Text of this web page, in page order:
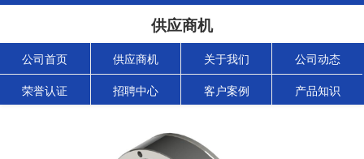
供应商机
公司首页 供应商机 关于我们 公司动态
荣誉认证 招聘中心 客户案例 产品知识